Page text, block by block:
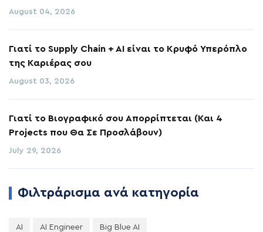
August 04, 2026
Γιατί το Supply Chain + AI είναι το Κρυφό Υπερόπλο
της Καριέρας σου
August 03, 2026
Γιατί το Βιογραφικό σου Απορρίπτεται (Και 4
Projects που Θα Σε Προσλάβουν)
July 29, 2026
Φιλτράρισμα ανά κατηγορία
AI AI Engineer Big Blue AI